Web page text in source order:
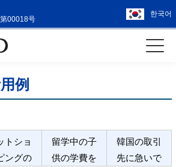
00018号
한국어
例
トショ
ングの
留学中の子
供の学費を
韓国の取引
先に急いで